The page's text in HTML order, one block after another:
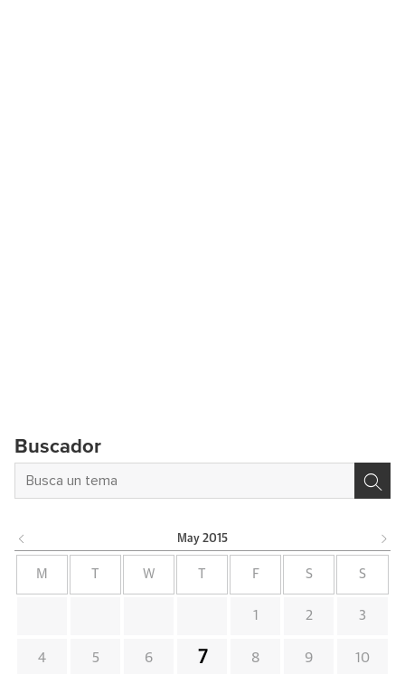
Buscador
May 2015
M W F S S
1 2 3
4 5 6 7 8 9 10